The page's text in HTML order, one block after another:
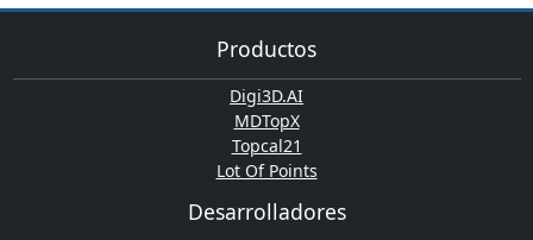
Productos
Digi3D.AI
MDTopX
Topcal21
Lot Of Points
Desarrolladores